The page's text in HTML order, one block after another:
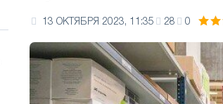
13 ОКТЯБРЯ 2023, 11:35 28 0